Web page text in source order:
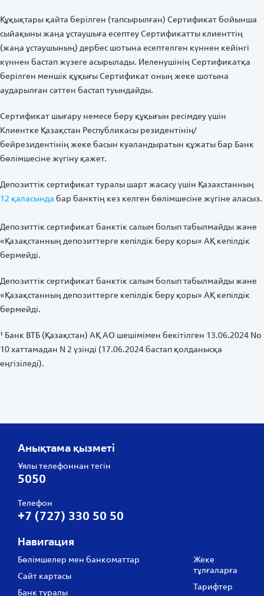
Құқықтары қайта берілген (тапсырылған) Сертификат бойынша
сыйақыны жаңа ұстаушыға есептеу Сертификатты клиенттің
(жаңа ұстаушының) дербес шотына есептелген күннен кейінгі
күннен бастап жүзеге асырылады. Иеленушінің Сертификатқа
берілген меншік құқығы Сертификат оның жеке шотына
аударылған сәттен бастап туындайды.
Сертификат шығару немесе беру құқығын ресімдеу үшін
Клиентке Қазақстан Республикасы резидентінің/
бейрезидентінің жеке басын куәландыратын құжаты бар Банк
бөлімшесіне жүгіну қажет.
Депозиттік сертификат туралы шарт жасасу үшін Қазахстанның
12 қаласында бар банктің кез келген бөлімшесіне жүгіне аласыз.
Депозиттік сертификат банктік салым болып табылмайды және
«Қазақстанның депозиттерге кепілдік беру қоры» АҚ кепілдік
бермейді.
Депозиттік сертификат банктік салым болып табылмайды және
«Қазақстанның депозиттерге кепілдік беру қоры» АҚ кепілдік
бермейді.
¹ Банк ВТБ (Қазақстан) АҚ АО шешімімен бекітілген 13.06.2024 No
10 хаттамадан N 2 үзінді (17.06.2024 бастап қолданысқа
еңгізіледі).
Анықтама қызметі
Ұялы телефоннан тегін
5050
Телефон
+7 (727) 330 50 50
Навигация
Бөлімшелер мен банкоматтар
Сайт картасы
Банк туралы
Жеке
тұлғаларға
Тарифтер